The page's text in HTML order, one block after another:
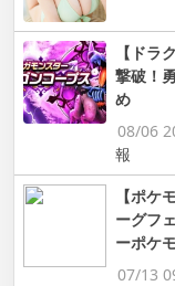
【ドラ
撃破！
め
08/06
報
【ポケ
ーグフ
ーポケ
07/13